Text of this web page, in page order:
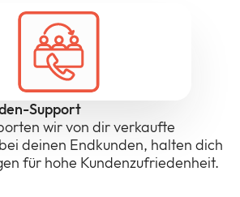
Support
wir von dir verkaufte
deinen Endkunden, halten dich
für hohe Kundenzufriedenheit.